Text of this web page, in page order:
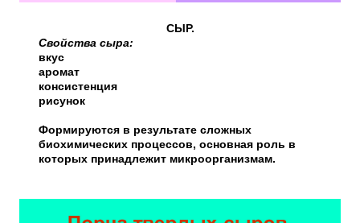
СЫР.
Свойства сыра:
вкус
аромат
консистенция
рисунок
Формируются в результате сложных
биохимических процессов, основная роль в
которых принадлежит микроорганизмам.